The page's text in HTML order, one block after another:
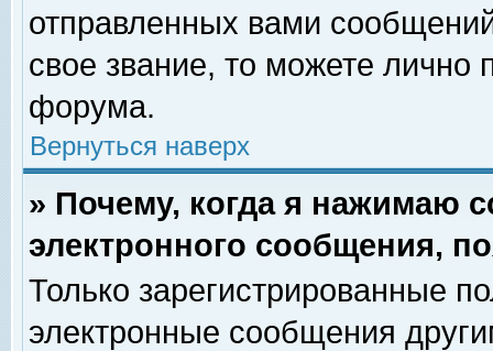
отправленных вами
свое звание, то можете лично
форума.
Вернуться наверх
» Почему, когда я нажимаю
электронного сообщения,
Только зарегистрированные
электронные сообщения